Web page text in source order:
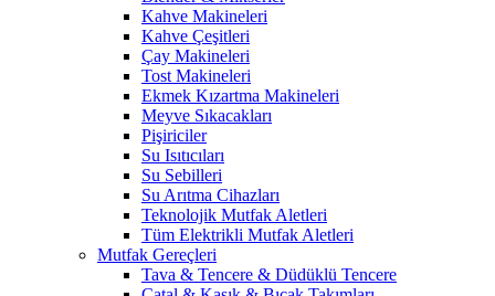
Kahve Makineleri
Kahve Çeşitleri
Çay Makineleri
Tost Makineleri
Ekmek Kızartma Makineleri
Meyve Sıkacakları
Pişiriciler
Su Isıtıcıları
Su Sebilleri
Su Arıtma Cihazları
Teknolojik Mutfak Aletleri
Tüm Elektrikli Mutfak Aletleri
Mutfak Gereçleri
Tava & Tencere & Düdüklü Tencere